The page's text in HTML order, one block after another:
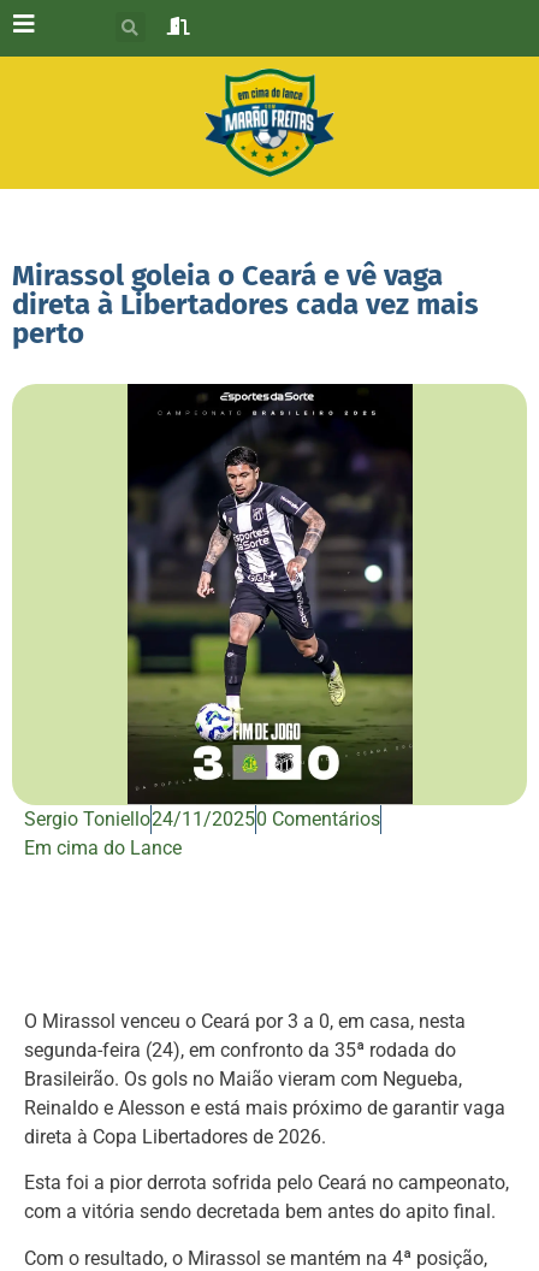
Mirassol goleia o Ceará e vê vaga
direta à Libertadores cada vez mais
perto
Sergio Toniello24/11/20250 Comentários
Em cima do Lance
O Mirassol venceu o Ceará por 3 a 0, em casa, nesta
segunda-feira (24), em confronto da 35ª rodada do
Brasileirão. Os gols no Maião vieram com Negueba,
Reinaldo e Alesson e está mais próximo de garantir vaga
direta à Copa Libertadores de 2026.
Esta foi a pior derrota sofrida pelo Ceará no campeonato,
com a vitória sendo decretada bem antes do apito final.
Com o resultado, o Mirassol se mantém na 4ª posição,